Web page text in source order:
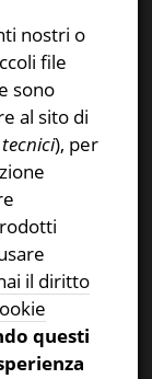
nostri o
file
sono
al sito di
), per
il diritto
questi